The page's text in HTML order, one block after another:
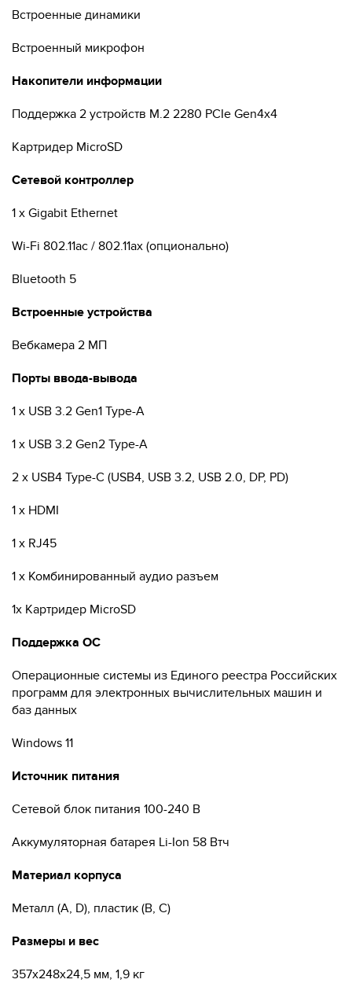
Встроенные динамики
Встроенный микрофон
Накопители информации
Поддержка 2 устройств M.2 2280 PCIe Gen4x4
Картридер MicroSD
Сетевой контроллер
1 x Gigabit Ethernet
Wi-Fi 802.11ac / 802.11ax (опционально)
Bluetooth 5
Встроенные устройства
Вебкамера 2 МП
Порты ввода-вывода
1 x USB 3.2 Gen1 Type-A
1 x USB 3.2 Gen2 Type-A
2 x USB4 Type-C (USB4, USB 3.2, USB 2.0, DP, PD)
1 x HDMI
1 x RJ45
1 x Комбинированный аудио разъем
1x Картридер MicroSD
Поддержка ОС
Операционные системы из Единого реестра Российских
программ для электронных вычислительных машин и
баз данных
Windows 11
Источник питания
Cетевой блок питания 100-240 В
Аккумуляторная батарея Li-Ion 58 Втч
Материал корпуса
Металл (A, D), пластик (B, C)
Размеры и вес
357x248x24,5 мм, 1,9 кг